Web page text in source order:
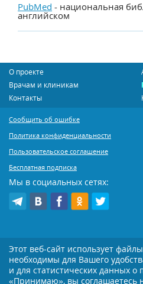
PubMed - национальная
английском
О проекте
Врачам и клиникам
Контакты
Сообщить об ошибке
Политика конфиденциальности
Пользовательское соглашение
Бесплатная подписка
Мы в социальных сетях:
Копирование или иное распространение
воспрещается. Копирование раздела
активной открытой для поисковиков
Этот веб-сайт использует
необходимы для Вашего
и для статистических данных
«Принимаю», вы соглашаетесь